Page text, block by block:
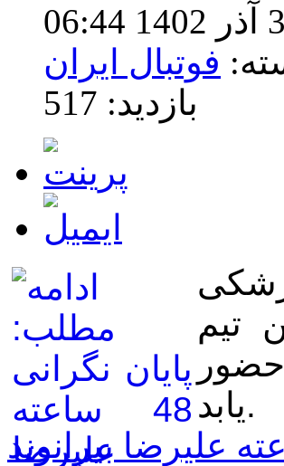
فوتبال ایران
بازدید: 517
تیم
یابد.